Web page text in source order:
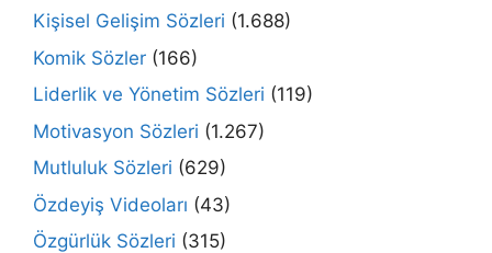
Kişisel Gelişim Sözleri (1.688)
Komik Sözler (166)
Liderlik ve Yönetim Sözleri (119)
Motivasyon Sözleri (1.267)
Mutluluk Sözleri (629)
Özdeyiş Videoları (43)
Özgürlük Sözleri (315)